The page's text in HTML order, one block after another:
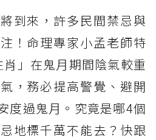
到來，許多民間禁忌與
！命理專家小孟老師特
」在鬼月期間陰氣較重
，務必提高警覺、避開
度過鬼月。究竟是哪4個
地標千萬不能去？快跟